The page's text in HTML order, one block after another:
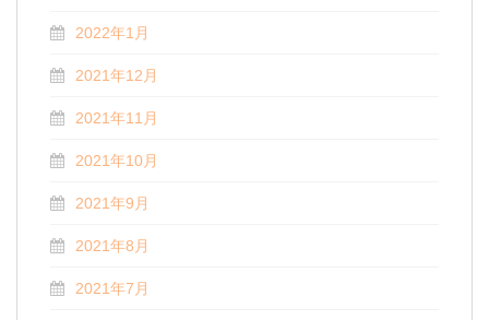
2022年1月
2021年12月
2021年11月
2021年10月
2021年9月
2021年8月
2021年7月